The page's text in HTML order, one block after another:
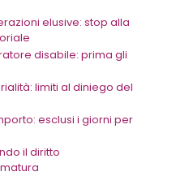
elusive: stop alla
disabile: prima gli
limiti al diniego del
esclusi i giorni per
il diritto